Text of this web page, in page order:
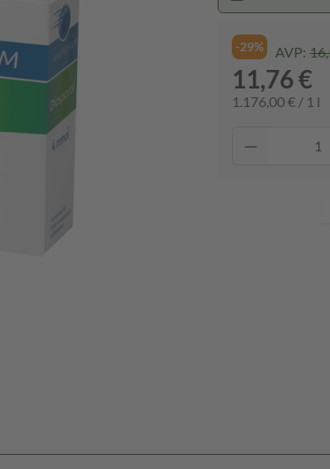
-29% AVP:
11,76 €
1.176,00 € / 1 l